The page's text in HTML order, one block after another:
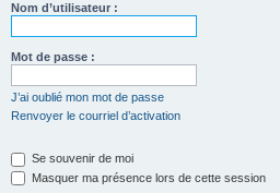
Nom d’utilisateur :
Mot de passe :
J’ai oublié mon mot de passe
Renvoyer le courriel d’activation
Se souvenir de moi
Masquer ma présence lors de cette session